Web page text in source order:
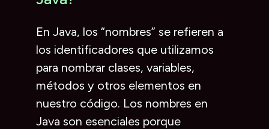
En Java, los “nombres” se refieren a
los identificadores que utilizamos
para nombrar clases, variables,
métodos y otros elementos en
nuestro código. Los nombres en
Java son esenciales porque